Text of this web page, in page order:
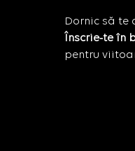
Dornic să te
Înscrie-te în
pentru